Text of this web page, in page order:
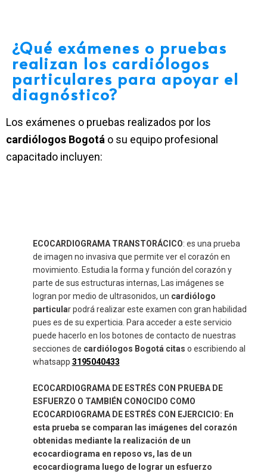
¿Qué exámenes o pruebas
realizan los cardiólogos
particulares para apoyar el
diagnóstico?
Los exámenes o pruebas realizados por los
cardiólogos Bogotá o su equipo profesional
capacitado incluyen:
ECOCARDIOGRAMA TRANSTORÁCICO: es una prueba
de imagen no invasiva que permite ver el corazón en
movimiento. Estudia la forma y función del corazón y
parte de sus estructuras internas, Las imágenes se
logran por medio de ultrasonidos, un cardiólogo
particular podrá realizar este examen con gran habilidad
pues es de su experticia. Para acceder a este servicio
puede hacerlo en los botones de contacto de nuestras
secciones de cardiólogos Bogotá citas o escribiendo al
whatsapp 3195040433
ECOCARDIOGRAMA DE ESTRÉS CON PRUEBA DE
ESFUERZO O TAMBIÉN CONOCIDO COMO
ECOCARDIOGRAMA DE ESTRÉS CON EJERCICIO: En
esta prueba se comparan las imágenes del corazón
obtenidas mediante la realización de un
ecocardiograma en reposo vs, las de un
ecocardiograma luego de lograr un esfuerzo